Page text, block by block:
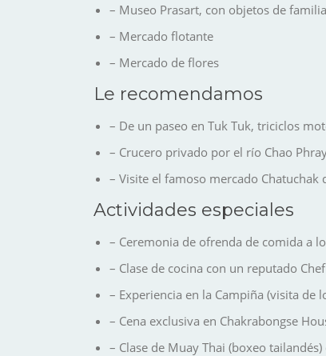
– Museo Prasart, con objetos de
– Mercado flotante
– Mercado de flores
Le recomendamos
– De un paseo en Tuk Tuk, triciclos
– Crucero privado por el río Chao
– Visite el famoso mercado Chatuchak
Actividades especiales
– Ceremonia de ofrenda de comida a
– Clase de cocina con un reputado
– Experiencia en la Campiña (visita de
– Cena exclusiva en Chakrabongse
– Clase de Muay Thai (boxeo